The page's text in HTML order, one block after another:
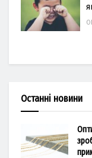
Останні новини